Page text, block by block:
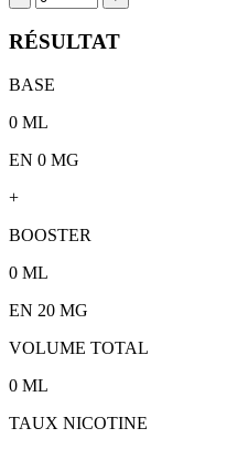
RÉSULTAT
BASE
0 ML
EN 0 MG
+
BOOSTER
0 ML
EN 20 MG
VOLUME TOTAL
0 ML
TAUX NICOTINE